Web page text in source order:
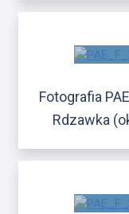
Fotografia
Rdzawka